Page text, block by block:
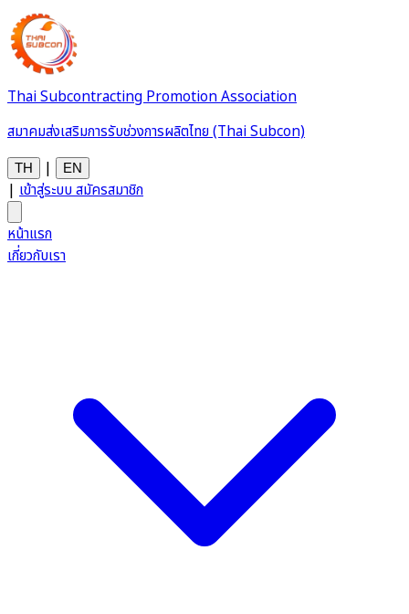
Thai Subcontracting Promotion Association
สมาคมส่งเสริมการรับช่วงการผลิตไทย (Thai Subcon)
TH | EN
| เข้าสู่ระบบสมัครสมาชิก
หน้าแรก
เกี่ยวกับเรา